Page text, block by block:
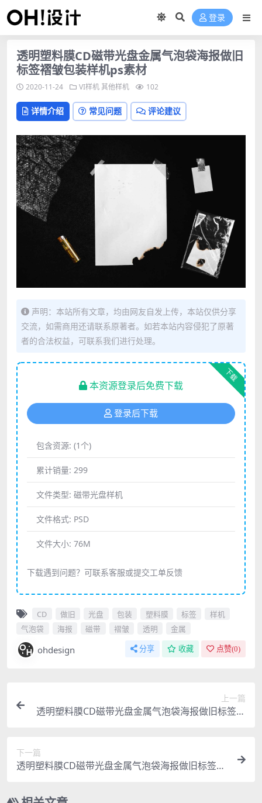
登录
透明塑料膜CD磁带光盘金属气泡袋海报做旧
标签褶皱包装样机ps素材
2020-11-24 VI样机其他样机 102
详情介绍 常见问题 评论建议
声明：本站所有文章，均由网友自发上传，本站仅供分享
交流，如需商用还请联系原著者。如若本站内容侵犯了原著
者的合法权益，可联系我们进行处理。
下载
本资源登录后免费下载
登录后下载
包含资源: (1个)
累计销量: 299
文件类型: 磁带光盘样机
文件格式: PSD
文件大小: 76M
下载遇到问题？可联系客服或提交工单反馈
CD 做旧 光盘 包装 塑料膜 标签
样机
气泡袋
海报 磁带 褶皱 透明 金属
ohdesign 分享 收藏 点赞(0)
上一篇
透明塑料膜CD磁带光盘金属气泡袋海报做旧标签褶
下一篇
透明塑料膜CD磁带光盘金属气泡袋海报做旧标签褶